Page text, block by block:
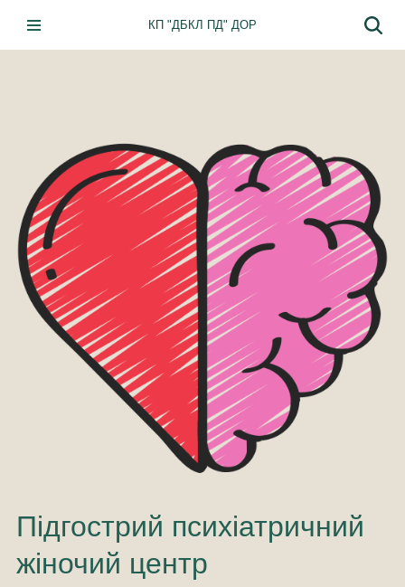
Перейти
КП "ДБКЛ ПД" ДОР
Підгострий психіатричний
жіночий центр